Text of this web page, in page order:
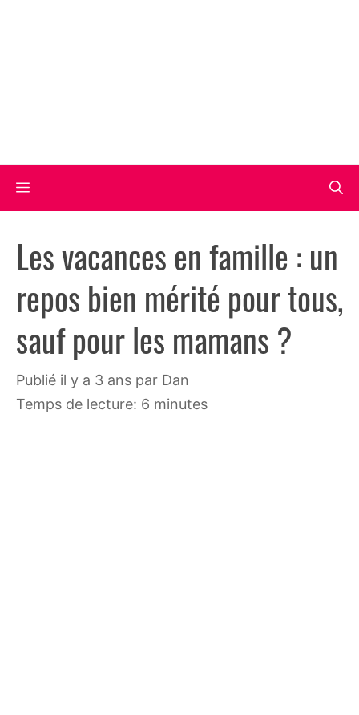
Menu
Les vacances en famille : un
repos bien mérité pour tous,
sauf pour les mamans ?
publié il y a 3 ans par Dan
Temps de lecture: 6 minutes